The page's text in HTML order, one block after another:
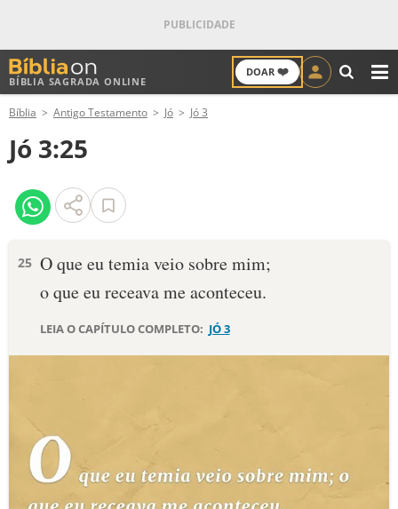
BÍBLIA SAGRADA ONLINE
DOAR ❤️
ANTIGO TESTAMENTO
NOVO TESTAMENTO
VERSÍCULOS
PALAVRA DO DIA
DEVOCIONAL DIÁRIO
10 MANDAMENTOS
ESTUDOS BÍBLICOS
Bíblia Antigo Testamento Jó Jó 3
Jó 3:25
25 O que eu temia veio sobre mim;
o que eu receava me aconteceu.
LEIA O CAPÍTULO COMPLETO: JÓ 3